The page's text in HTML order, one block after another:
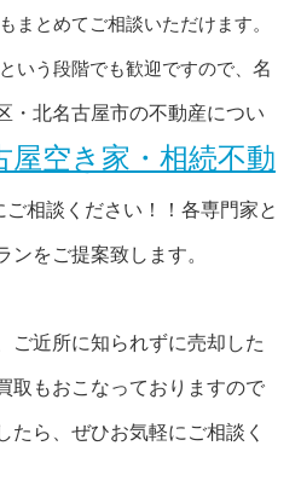
まとめてご相談いただけます。
いう段階でも歓迎ですので、 名
・北名古屋市の不動産につい
屋空き家・相続不動
ご相談ください！！各専門家と
ンをご提案致します。
ご近所に知られずに売却した
取もおこなっておりますので
たら、ぜひお気軽にご相談く